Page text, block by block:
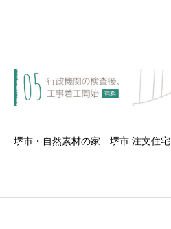
堺市・自然素材の家 堺市 注文住宅